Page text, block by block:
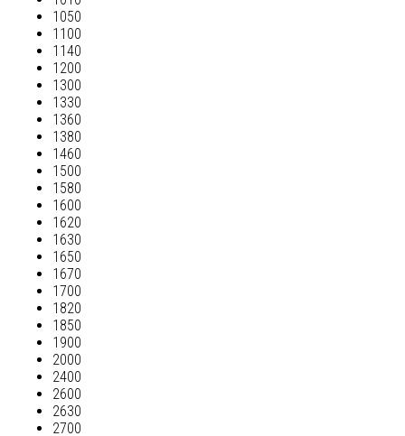
1050
1100
1140
1200
1300
1330
1360
1380
1460
1500
1580
1600
1620
1630
1650
1670
1700
1820
1850
1900
2000
2400
2600
2630
2700